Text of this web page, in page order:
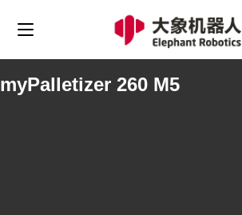
myPalletizer 260 M5